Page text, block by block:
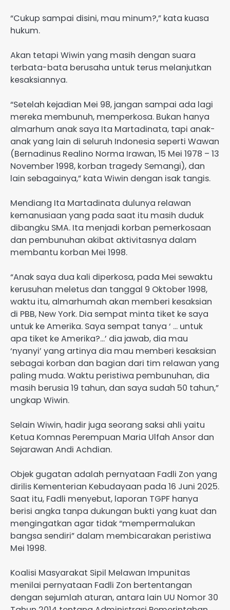
“Cukup sampai disini, mau minum?,” kata kuasa
hukum.
Akan tetapi Wiwin yang masih dengan suara
terbata-bata berusaha untuk terus melanjutkan
kesaksiannya.
“Setelah kejadian Mei 98, jangan sampai ada lagi
mereka membunuh, memperkosa. Bukan hanya
almarhum anak saya Ita Martadinata, tapi anak-
anak yang lain di seluruh Indonesia seperti Wawan
(Bernadinus Realino Norma Irawan, 15 Mei 1978 – 13
November 1998, korban tragedy Semangi), dan
lain sebagainya,” kata Wiwin dengan isak tangis.
Mendiang Ita Martadinata dulunya relawan
kemanusiaan yang pada saat itu masih duduk
dibangku SMA. Ita menjadi korban pemerkosaan
dan pembunuhan akibat aktivitasnya dalam
membantu korban Mei 1998.
“Anak saya dua kali diperkosa, pada Mei sewaktu
kerusuhan meletus dan tanggal 9 Oktober 1998,
waktu itu, almarhumah akan memberi kesaksian
di PBB, New York. Dia sempat minta tiket ke saya
untuk ke Amerika. Saya sempat tanya ‘ … untuk
apa tiket ke Amerika?…’ dia jawab, dia mau
‘nyanyi’ yang artinya dia mau memberi kesaksian
sebagai korban dan bagian dari tim relawan yang
paling muda. Waktu peristiwa pembunuhan, dia
masih berusia 19 tahun, dan saya sudah 50 tahun,”
ungkap Wiwin.
Selain Wiwin, hadir juga seorang saksi ahli yaitu
Ketua Komnas Perempuan Maria Ulfah Ansor dan
Sejarawan Andi Achdian.
Objek gugatan adalah pernyataan Fadli Zon yang
dirilis Kementerian Kebudayaan pada 16 Juni 2025.
Saat itu, Fadli menyebut, laporan TGPF hanya
berisi angka tanpa dukungan bukti yang kuat dan
mengingatkan agar tidak “mempermalukan
bangsa sendiri” dalam membicarakan peristiwa
Mei 1998.
Koalisi Masyarakat Sipil Melawan Impunitas
menilai pernyataan Fadli Zon bertentangan
dengan sejumlah aturan, antara lain UU Nomor 30